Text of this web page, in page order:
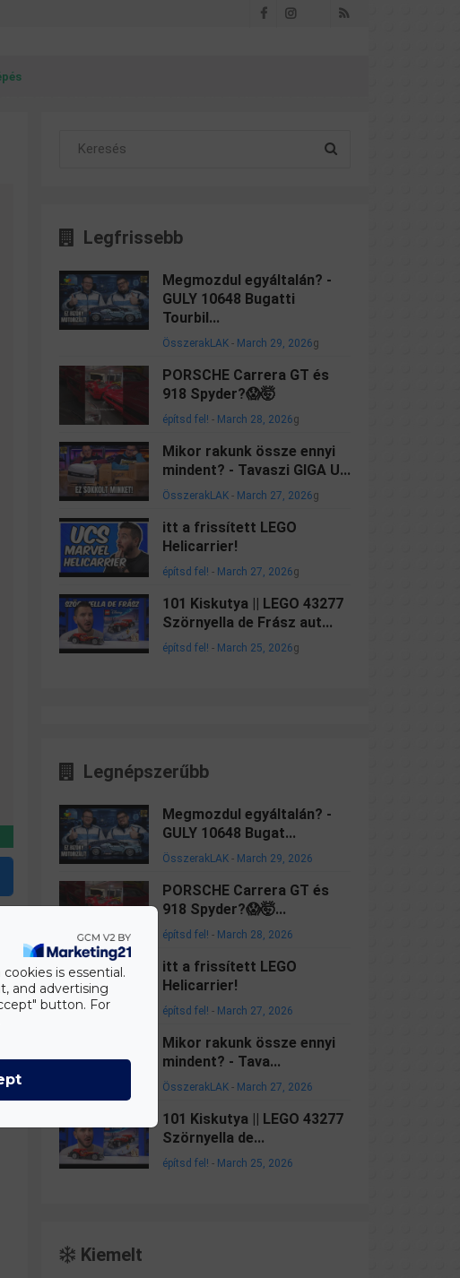
FacebookInstagramRSS
Legfrissebb
Megmozdul egyáltalán? -
GULY 10648 Bugatti
Tourbil...
ÖsszerakLAK - March 29, 2026g
PORSCHE Carrera GT és
918 Spyder?😱🤯
építsd fel! - March 28, 2026g
Mikor rakunk össze ennyi
mindent? - Tavaszi GIGA U...
ÖsszerakLAK - March 27, 2026g
itt a frissített LEGO
Helicarrier!
építsd fel! - March 27, 2026g
101 Kiskutya || LEGO 43277
Szörnyella de Frász aut...
építsd fel! - March 25, 2026g
Legnépszerűbb
Megmozdul egyáltalán? -
GULY 10648 Bugat...
ÖsszerakLAK - March 29, 2026
PORSCHE Carrera GT és
918 Spyder?😱🤯...
építsd fel! - March 28, 2026
itt a frissített LEGO
Helicarrier!
építsd fel! - March 27, 2026
Mikor rakunk össze ennyi
mindent? - Tava...
ÖsszerakLAK - March 27, 2026
101 Kiskutya || LEGO 43277
Szörnyella de...
építsd fel! - March 25, 2026
Kiemelt
is essential.
and advertising
button. For